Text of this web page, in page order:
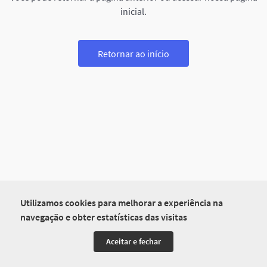
Utilizamos cookies para melhorar a experiência na
navegação e obter estatísticas das visitas
Aceitar e fechar
inicial.
Retornar ao início